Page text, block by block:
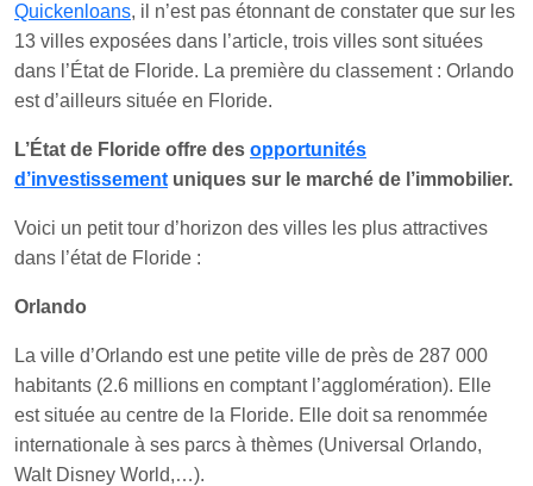
Quickenloans, il n’est pas étonnant de constater que sur les
13 villes exposées dans l’article, trois villes sont situées
dans l’État de Floride. La première du classement : Orlando
est d’ailleurs située en Floride.
L’État de Floride offre des opportunités
d’investissement uniques sur le marché de l’immobilier.
Voici un petit tour d’horizon des villes les plus attractives
dans l’état de Floride :
Orlando
La ville d’Orlando est une petite ville de près de 287 000
habitants (2.6 millions en comptant l’agglomération). Elle
est située au centre de la Floride. Elle doit sa renommée
internationale à ses parcs à thèmes (Universal Orlando,
Walt Disney World,…).